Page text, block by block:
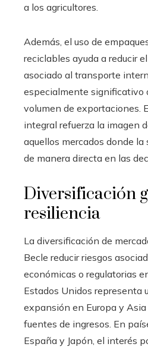
a los agricultores.
Además, el uso de
reciclables ayuda a reducir
asociado al transporte
especialmente significativo
volumen de exportaciones.
integral refuerza la imagen
aquellos mercados donde
de manera directa en las
Diversificación
resiliencia
La diversificación de
Becle reducir riesgos
económicas o regulatorias
Estados Unidos representa
expansión en Europa y
fuentes de ingresos. En
España y Japón, el interés